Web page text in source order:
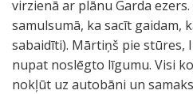
virzienā ar plānu Garda
samulsumā, ka sacīt gaidam,
sabaidīti). Mārtiņš pie stūres,
nupat noslēgto līgumu. Visi
nokļūt uz autobāni un